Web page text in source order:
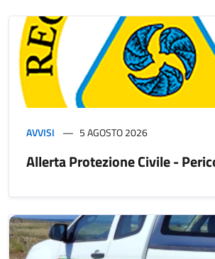
AVVISI 5 AGOSTO 2026
Allerta Protezione Civile -